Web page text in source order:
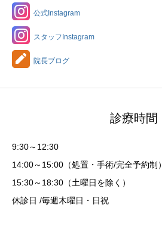
公式Instagram
スタッフInstagram
院長ブログ
診療時間
9:30～12:30
14:00～15:00（処置・手術/完全予約制）
15:30～18:30（土曜日を除く）
休診日 /毎週木曜日・日祝